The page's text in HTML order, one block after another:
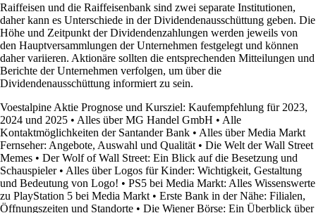
Raiffeisen und die Raiffeisenbank sind zwei separate Institutionen,
daher kann es Unterschiede in der Dividendenausschüttung geben. Die
Höhe und Zeitpunkt der Dividendenzahlungen werden jeweils von
den Hauptversammlungen der Unternehmen festgelegt und können
daher variieren. Aktionäre sollten die entsprechenden Mitteilungen und
Berichte der Unternehmen verfolgen, um über die
Dividendenausschüttung informiert zu sein.
Voestalpine Aktie Prognose und Kursziel: Kaufempfehlung für 2023,
2024 und 2025 • Alles über MG Handel GmbH • Alle
Kontaktmöglichkeiten der Santander Bank • Alles über Media Markt
Fernseher: Angebote, Auswahl und Qualität • Die Welt der Wall Street
Memes • Der Wolf of Wall Street: Ein Blick auf die Besetzung und
Schauspieler• Alles über Logos für Kinder: Wichtigkeit, Gestaltung
und Bedeutung von Logo! • PS5 bei Media Markt: Alles Wissenswerte
zu PlayStation 5 bei Media Markt • Erste Bank in der Nähe: Filialen,
Öffnungszeiten und Standorte • Die Wiener Börse: Ein Überblick über